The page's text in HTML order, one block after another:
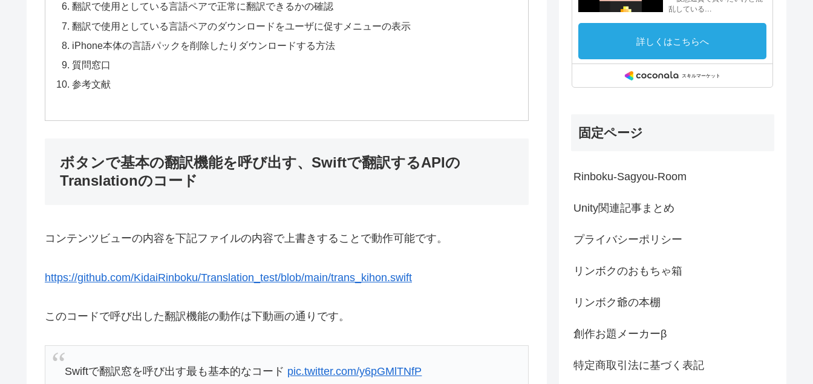
翻訳で使用としている言語ペアで正常に翻訳できるかの確認
翻訳で使用としている言語ペアのダウンロードをユーザに促すメニューの表示
iPhone本体の言語パックを削除したりダウンロードする方法
質問窓口
参考文献
ボタンで基本の翻訳機能を呼び出す、Swiftで翻訳するAPIの
Translationのコード
コンテンツビューの内容を下記ファイルの内容で上書きすることで動作可能です。
https://github.com/KidaiRinboku/Translation_test/blob/main/trans_kihon.swift
このコードで呼び出した翻訳機能の動作は下動画の通りです。
Swiftで翻訳窓を呼び出す最も基本的なコード pic.twitter.com/y6pGMlTNfP
固定ページ
Rinboku-Sagyou-Room
Unity関連記事まとめ
プライバシーポリシー
リンボクのおもちゃ箱
リンボク爺の本棚
創作お題メーカーβ
特定商取引法に基づく表記